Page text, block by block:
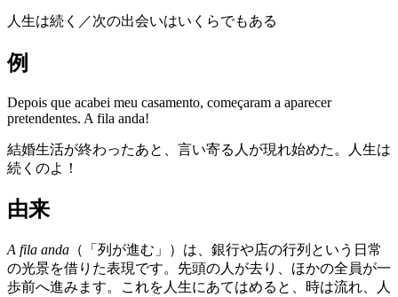
人生は続く／次の出会いはいくらでもある
例
Depois que acabei meu casamento, começaram a aparecer
pretendentes. A fila anda!
結婚生活が終わったあと、言い寄る人が現れ始めた。人生は
続くのよ！
由来
A fila anda （「列が進む」）は、銀行や店の行列という日常
の光景を借りた表現です。先頭の人が去り、ほかの全員が一
歩前へ進みます。これを人生にあてはめると、時は流れ、人